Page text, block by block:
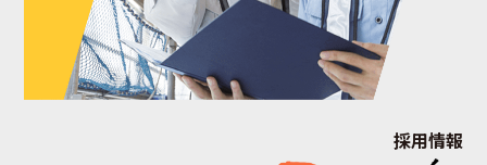
採用情報